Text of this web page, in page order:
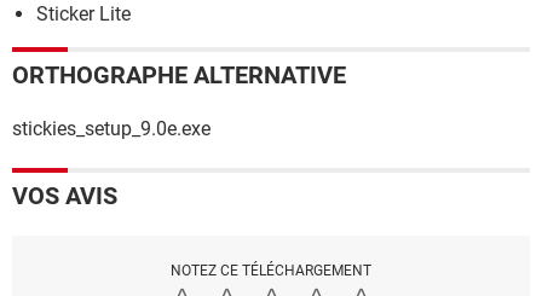
Sticker Lite
ORTHOGRAPHE ALTERNATIVE
stickies_setup_9.0e.exe
VOS AVIS
NOTEZ CE TÉLÉCHARGEMENT